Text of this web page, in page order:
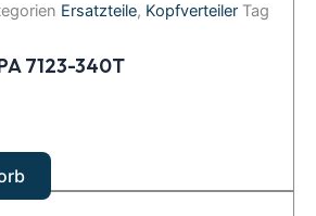
Ersatzteile, Kopfverteiler Tag
7123-340T